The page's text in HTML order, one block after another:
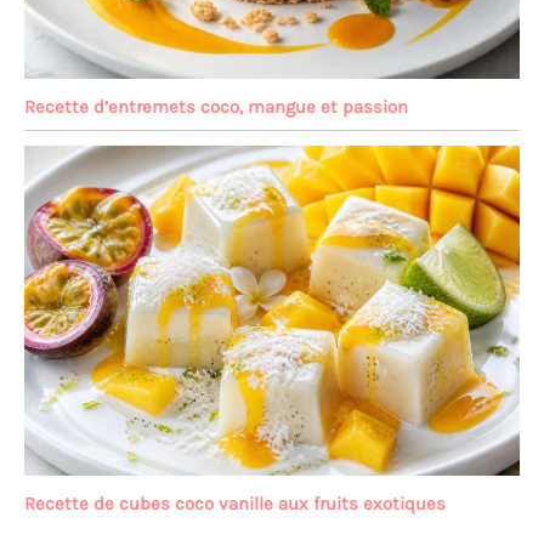
Recette d’entremets coco, mangue et passion
Recette de cubes coco vanille aux fruits exotiques